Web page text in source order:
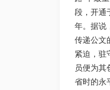
段，开通
年。据说
传递公文
紧迫，驻
员便为其
省时的永